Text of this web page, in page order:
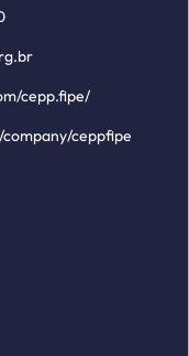
cepp.fipe/
ceppfipe